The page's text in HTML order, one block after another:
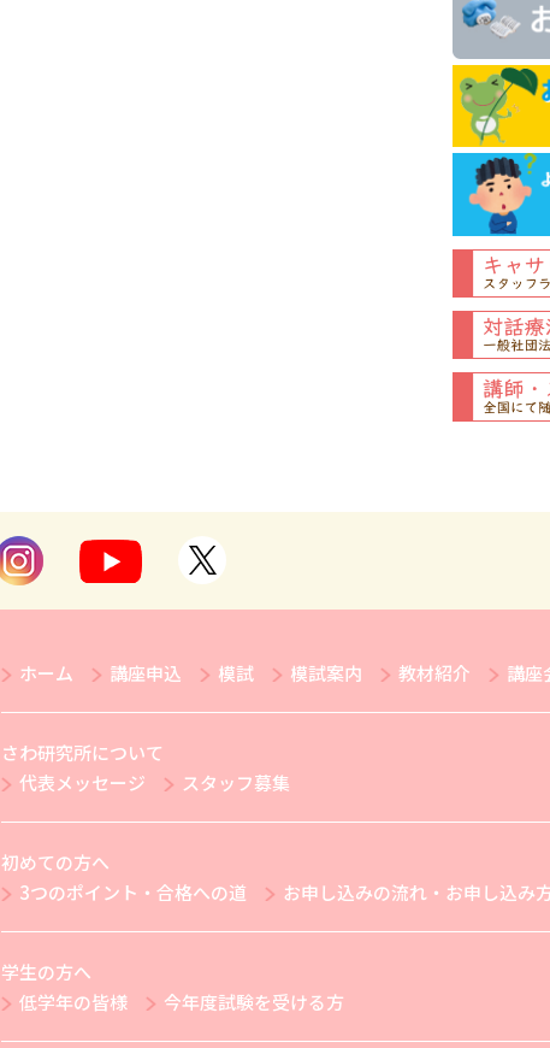
ホーム 講座申込 模試 模試案内 教材紹介 講座
さわ研究所について
代表メッセージ
スタッフ募集
初めての方へ
3つのポイント・合格への道
お申し込みの流れ・お申し込み
学生の方へ
低学年の皆様
今年度試験を受ける方